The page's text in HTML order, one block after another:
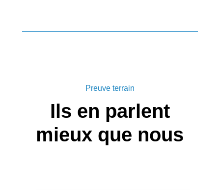
Preuve terrain
Ils en parlent
mieux que nous